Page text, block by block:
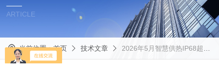
ARTICLE
当前位置：首页 技术文章 2026年5月智慧供热IP68超声波热量表国产口碑排行榜​